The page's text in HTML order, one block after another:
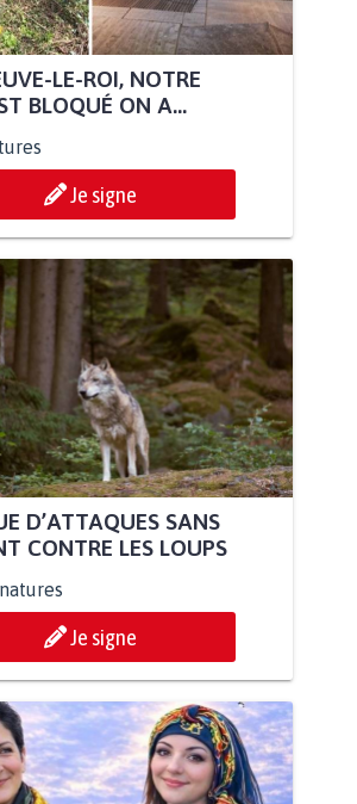
LE-ROI, NOTRE
BLOQUÉ ON A...
Je signe
D’ATTAQUES SANS
CONTRE LES LOUPS
Je signe